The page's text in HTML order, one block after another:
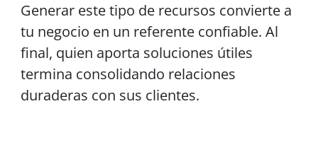
Generar este tipo de recursos convierte a
tu negocio en un referente confiable. Al
final, quien aporta soluciones útiles
termina consolidando relaciones
duraderas con sus clientes.